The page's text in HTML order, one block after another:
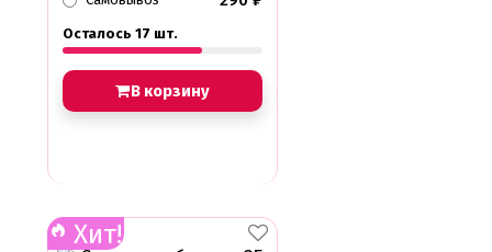
Осталось 17 шт.
В корзину
Хит!